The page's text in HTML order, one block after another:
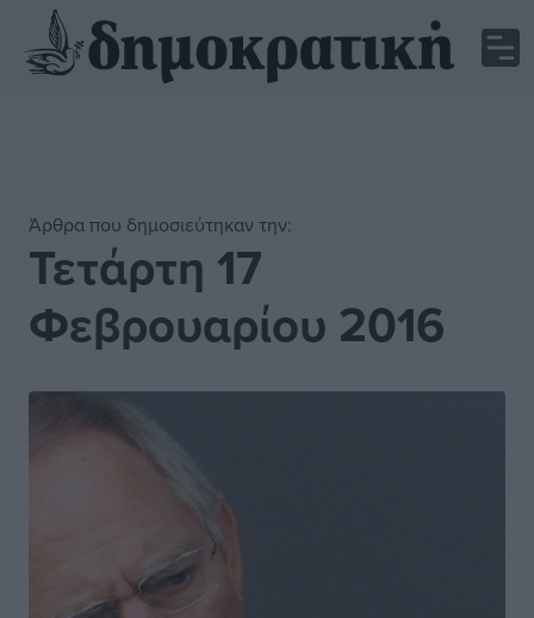
Άρθρα που δημοσιεύτηκαν την:
Τετάρτη 17
Φεβρουαρίου 2016